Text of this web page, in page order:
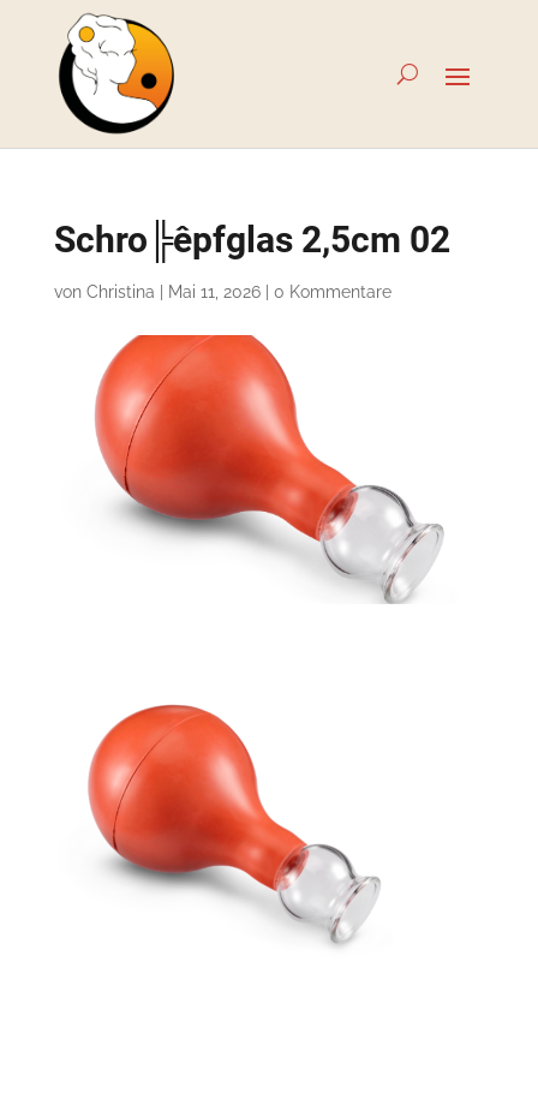
Schro╠êpfglas 2,5cm 02
von Christina Mai 11, 2026| 0 Kommentare